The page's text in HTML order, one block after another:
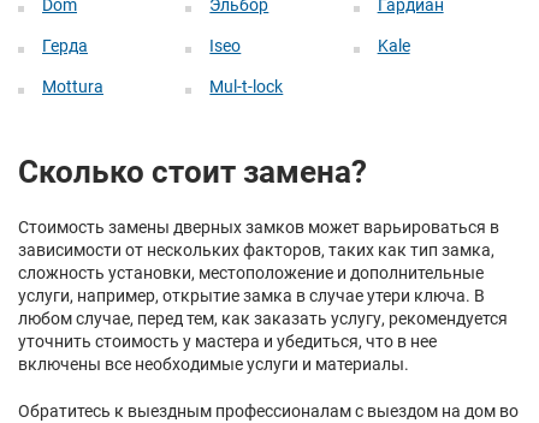
Dom Эльбор Гардиан
Герда Iseo Kale
Mottura Mul-t-lock
Сколько стоит замена?
Стоимость замены дверных замков может варьироваться в
зависимости от нескольких факторов, таких как тип замка,
сложность установки, местоположение и дополнительные
услуги, например, открытие замка в случае утери ключа. В
любом случае, перед тем, как заказать услугу, рекомендуется
уточнить стоимость у мастера и убедиться, что в нее
включены все необходимые услуги и материалы.
Обратитесь к выездным профессионалам с выездом на дом во